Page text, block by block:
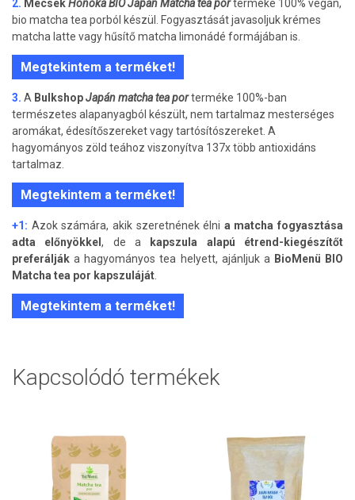
2. MecsekHonoka BIO Japán Matcha tea porterméke 100% vegán,
bio matcha tea porból készül. Fogyasztását javasoljuk krémes
matcha latte vagy hűsítő matcha limonádé formájában is.
Megtekintem a terméket!
3. A BulkshopJapán matcha tea porterméke 100%-ban
természetes alapanyagból készült, nem tartalmaz mesterséges
aromákat, édesítőszereket vagy tartósítószereket. A
hagyományos zöld teához viszonyítva 137x több antioxidáns
tartalmaz.
Megtekintem a terméket!
+1: Azok számára, akik szeretnének élni a matcha fogyasztása
adta előnyökkel, de a
kapszula alapú étrend-kiegészítőt
preferálják a hagyományos tea helyett, ajánljuk a BioMenü BIO
Matcha tea por kapszuláját
Megtekintem a terméket!
Kapcsolódó termékek